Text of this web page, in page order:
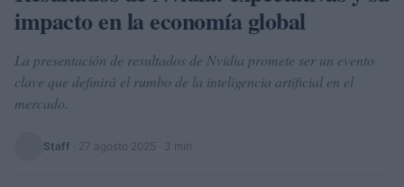
impacto en la economía global
La presentación de resultados de Nvidia promete ser un evento
clave que definirá el rumbo de la inteligencia artificial en el
mercado.
Staff 27 agosto 2025 · 3 min